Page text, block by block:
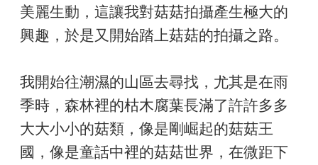
美麗生動，這讓我對菇菇拍攝產生極大的
興趣，於是又開始踏上菇菇的拍攝之路。
我開始往潮濕的山區去尋找，尤其是在雨
季時，森林裡的枯木腐葉長滿了許許多多
大大小小的菇類，像是剛崛起的菇菇王
國，像是童話中裡的菇菇世界，在微距下